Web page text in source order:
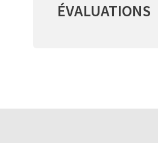
ÉVALUATIONS